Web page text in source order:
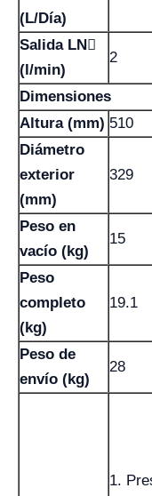
(L/Día)
Salida LN
(l/min)
2
Dimensiones
Altura (mm) 510
Diámetro
exterior
(mm)
329
Peso en
vacío (kg)
15
Peso
completo
(kg)
19.1
Peso de
envío (kg)
28
1.